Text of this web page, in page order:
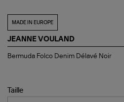
MADE IN EUROPE
JEANNE VOULAND
Bermuda
Noir
Bermuda Folco Denim Délavé Noir
Taille